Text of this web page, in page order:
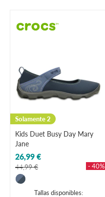
Solamente 2
Kids Duet Busy Day Mary
Jane
26,99 €
44,99 € - 40%
Tallas disponibles: